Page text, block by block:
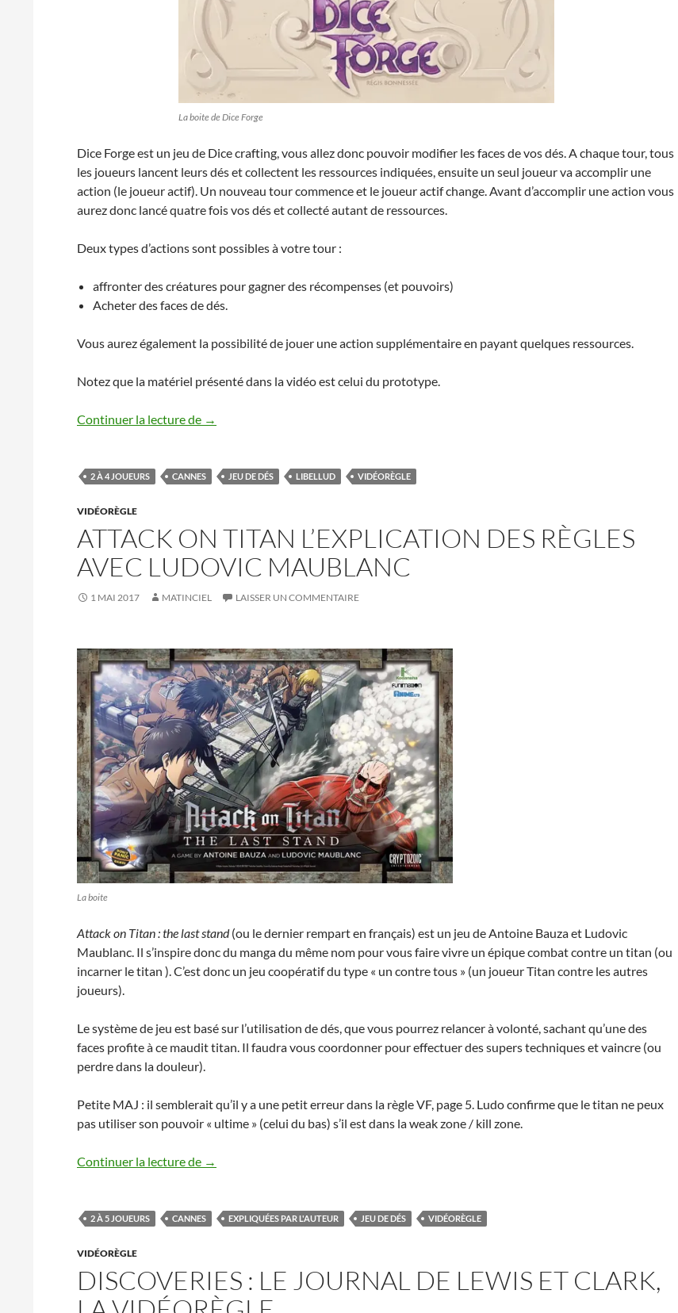
La boite de Dice Forge
Dice Forge est un jeu de Dice crafting, vous allez donc pouvoir modifier les faces de vos dés. A chaque tour, tous
les joueurs lancent leurs dés et collectent les ressources indiquées, ensuite un seul joueur va accomplir une
action (le joueur actif). Un nouveau tour commence et le joueur actif change. Avant d’accomplir une action vous
aurez donc lancé quatre fois vos dés et collecté autant de ressources.
Deux types d’actions sont possibles à votre tour :
affronter des créatures pour gagner des récompenses (et pouvoirs)
Acheter des faces de dés.
Vous aurez également la possibilité de jouer une action supplémentaire en payant quelques ressources.
Notez que la matériel présenté dans la vidéo est celui du prototype.
Continuer la lecture de Dice Forge la vidéorègle avec Léa de Libellud
→
2 À 4 JOUEURS CANNES JEU DE DÉS LIBELLUD VIDÉORÈGLE
VIDÉORÈGLE
ATTACK ON TITAN L’EXPLICATION DES RÈGLES
AVEC LUDOVIC MAUBLANC
1 MAI 2017 MATINCIEL LAISSER UN COMMENTAIRE
La boite
Attack on Titan : the last stand(ou le dernier rempart en français) est un jeu de Antoine Bauza et Ludovic
Maublanc. Il s’inspire donc du manga du même nom pour vous faire vivre un épique combat contre un titan (ou
incarner le titan ). C’est donc un jeu coopératif du type « un contre tous » (un joueur Titan contre les autres
joueurs).
Le système de jeu est basé sur l’utilisation de dés, que vous pourrez relancer à volonté, sachant qu’une des
faces profite à ce maudit titan. Il faudra vous coordonner pour effectuer des supers techniques et vaincre (ou
perdre dans la douleur).
Petite MAJ : il semblerait qu’il y a une petit erreur dans la règle VF, page 5. Ludo confirme que le titan ne peux
pas utiliser son pouvoir « ultime » (celui du bas) s’il est dans la weak zone / kill zone.
Continuer la lecture de Attack on Titan l’explication des règles avec Ludovic Maublanc
→
2 À 5 JOUEURS CANNES EXPLIQUÉES PAR L'AUTEUR JEU DE DÉS VIDÉORÈGLE
VIDÉORÈGLE
DISCOVERIES : LE JOURNAL DE LEWIS ET CLARK,